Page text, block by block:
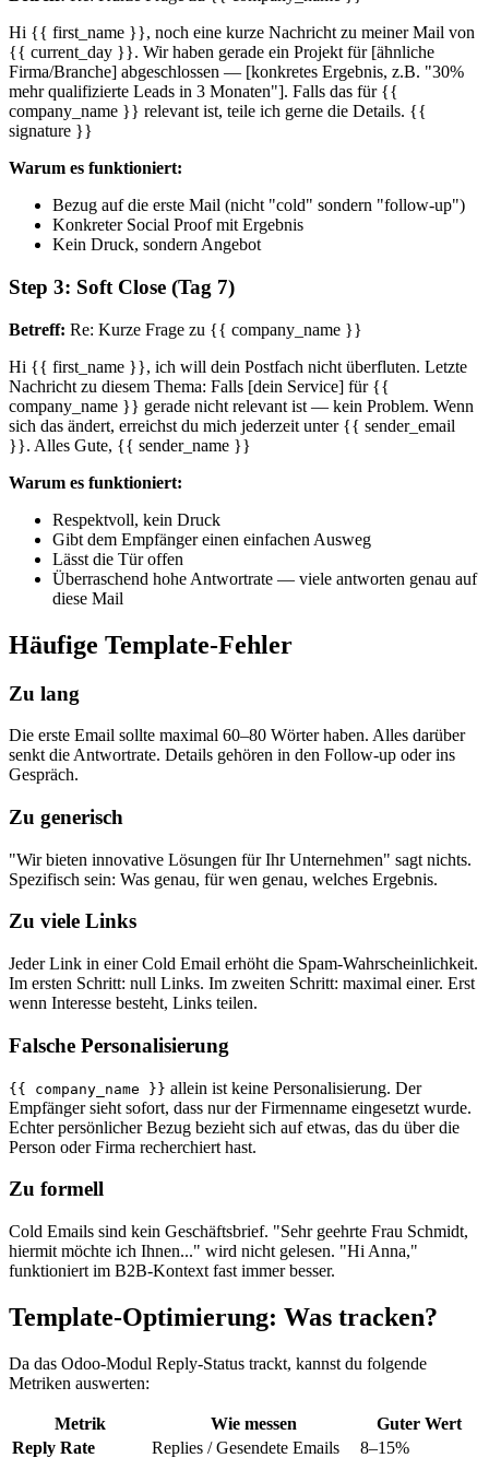
Hi {{ first_name }}, noch eine kurze Nachricht zu meiner Mail von
{{ current_day }}. Wir haben gerade ein Projekt für [ähnliche
Firma/Branche] abgeschlossen — [konkretes Ergebnis, z.B. "30%
mehr qualifizierte Leads in 3 Monaten"]. Falls das für {{
company_name }} relevant ist, teile ich gerne die Details. {{
signature }}
Warum es funktioniert:
Bezug auf die erste Mail (nicht "cold" sondern "follow-up")
Konkreter Social Proof mit Ergebnis
Kein Druck, sondern Angebot
Step 3: Soft Close (Tag 7)
Betreff: Re: Kurze Frage zu {{ company_name }}
Hi {{ first_name }}, ich will dein Postfach nicht überfluten. Letzte
Nachricht zu diesem Thema: Falls [dein Service] für {{
company_name }} gerade nicht relevant ist — kein Problem. Wenn
sich das ändert, erreichst du mich jederzeit unter {{ sender_email
}}. Alles Gute, {{ sender_name }}
Warum es funktioniert:
Respektvoll, kein Druck
Gibt dem Empfänger einen einfachen Ausweg
Lässt die Tür offen
Überraschend hohe Antwortrate — viele antworten genau auf
diese Mail
Häufige Template-Fehler
Zu lang
Die erste Email sollte maximal 60–80 Wörter haben. Alles darüber
senkt die Antwortrate. Details gehören in den Follow-up oder ins
Gespräch.
Zu generisch
"Wir bieten innovative Lösungen für Ihr Unternehmen" sagt nichts.
Spezifisch sein: Was genau, für wen genau, welches Ergebnis.
Zu viele Links
Jeder Link in einer Cold Email erhöht die Spam-Wahrscheinlichkeit.
Im ersten Schritt: null Links. Im zweiten Schritt: maximal einer. Erst
wenn Interesse besteht, Links teilen.
Falsche Personalisierung
{{ company_name }} allein ist keine Personalisierung. Der
Empfänger sieht sofort, dass nur der Firmenname eingesetzt wurde.
Echter persönlicher Bezug bezieht sich auf etwas, das du über die
Person oder Firma recherchiert hast.
Zu formell
Cold Emails sind kein Geschäftsbrief. "Sehr geehrte Frau Schmidt,
hiermit möchte ich Ihnen..." wird nicht gelesen. "Hi Anna,"
funktioniert im B2B-Kontext fast immer besser.
Template-Optimierung: Was tracken?
Da das Odoo-Modul Reply-Status trackt, kannst du folgende
Metriken auswerten:
Metrik Wie messen
Guter Wert
Reply Rate
Replies / Gesendete Emails
8–15%